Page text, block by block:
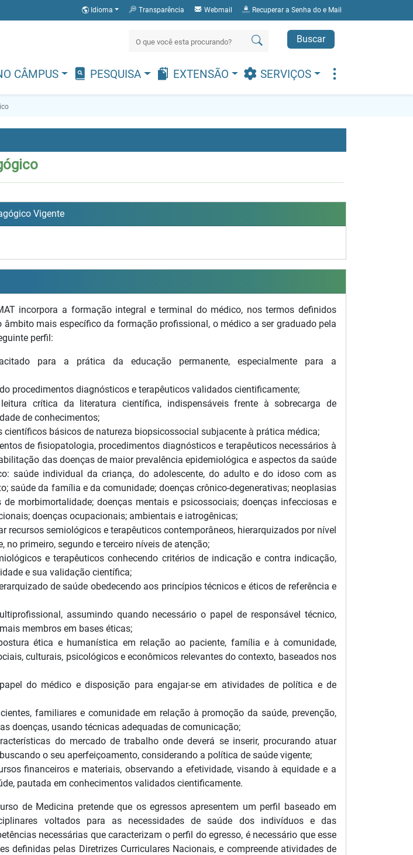
Idioma Transparência Webmail Recuperar a Senha do e Mail
Buscar
CÂMPUS PESQUISA EXTENSÃO SERVIÇOS
Vigente
incorpora a formação integral e terminal do médico, nos termos definidos
âmbito mais específico da formação profissional, o médico a ser graduado pela
perfil:
para a prática da educação permanente, especialmente para a
procedimentos diagnósticos e terapêuticos validados cientificamente;
crítica da literatura científica, indispensáveis frente à sobrecarga de
de conhecimentos;
científicos básicos de natureza biopsicossocial subjacente à prática médica;
de fisiopatologia, procedimentos diagnósticos e terapêuticos necessários à
das doenças de maior prevalência epidemiológica e aspectos da saúde
saúde individual da criança, do adolescente, do adulto e do idoso com as
saúde da família e da comunidade; doenças crônico-degenerativas; neoplasias
de morbimortalidade; doenças mentais e psicossociais; doenças infecciosas e
doenças ocupacionais; ambientais e iatrogênicas;
recursos semiológicos e terapêuticos contemporâneos, hierarquizados por nível
no primeiro, segundo e terceiro níveis de atenção;
e terapêuticos conhecendo critérios de indicação e contra indicação,
e sua validação científica;
de saúde obedecendo aos princípios técnicos e éticos de referência e
assumindo quando necessário o papel de responsável técnico,
membros em bases éticas;
ética e humanística em relação ao paciente, família e à comunidade,
culturais, psicológicos e econômicos relevantes do contexto, baseados nos
do médico e disposição para engajar-se em atividades de política e de
familiares e comunidade em relação à promoção da saúde, prevenção,
doenças, usando técnicas adequadas de comunicação;
do mercado de trabalho onde deverá se inserir, procurando atuar
o seu aperfeiçoamento, considerando a política de saúde vigente;
financeiros e materiais, observando a efetividade, visando à equidade e a
pautada em conhecimentos validados cientificamente.
de Medicina pretende que os egressos apresentem um perfil baseado em
voltados para as necessidades de saúde dos indivíduos e das
necessárias que caracterizam o perfil do egresso, é necessário que esse
definidas pelas Diretrizes Curriculares Nacionais, e compreende atividades de